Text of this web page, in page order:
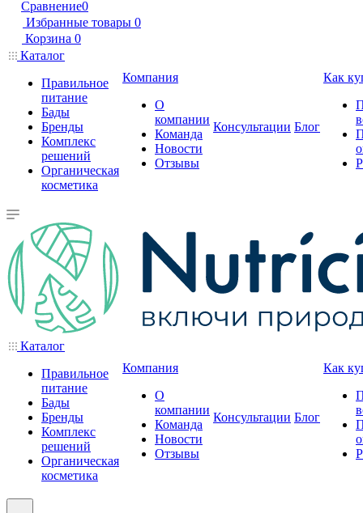
Сравнение0
Избранные товары 0
Корзина 0
Каталог
Правильное
питание
Бады
Бренды
Комплекс
решений
Органическая
косметика
Компания
О
компании
Команда
Новости
Отзывы
Консультации Блог
Как
Каталог
Правильное
питание
Бады
Бренды
Комплекс
решений
Органическая
косметика
Компания
О
компании
Команда
Новости
Отзывы
Консультации Блог
Как